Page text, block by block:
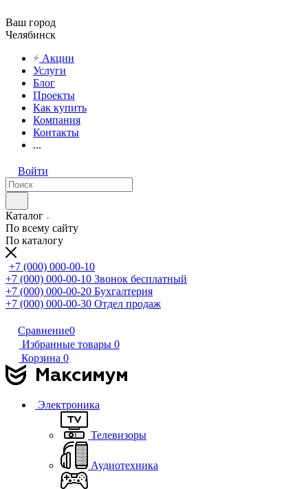
Ваш город
Челябинск
Акции
Услуги
Блог
Проекты
Как купить
Компания
Контакты
...
Войти
Каталог
По всему сайту
По каталогу
+7 (000) 000-00-10
+7 (000) 000-00-10 Звонок бесплатный
+7 (000) 000-00-20 Бухгалтерия
+7 (000) 000-00-30 Отдел продаж
Сравнение0
Избранные товары 0
Корзина 0
Электроника
Телевизоры
Аудиотехника